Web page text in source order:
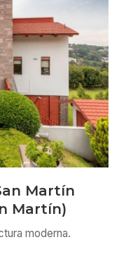
Martín
Martín)
moderna.